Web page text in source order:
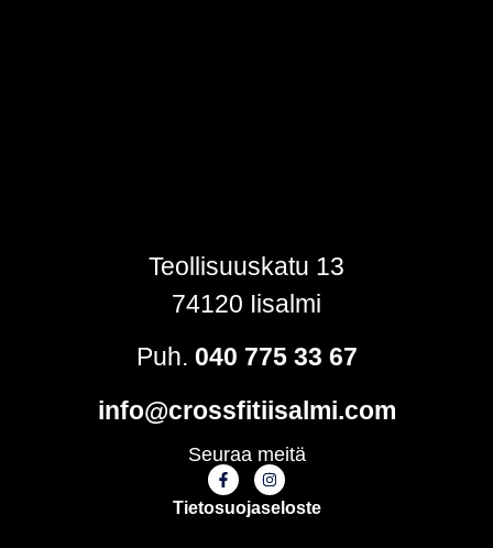
Teollisuuskatu 13
74120 Iisalmi
Puh. 040 775 33 67
info@crossfitiisalmi.com
Seuraa meitä
Tietosuojaseloste